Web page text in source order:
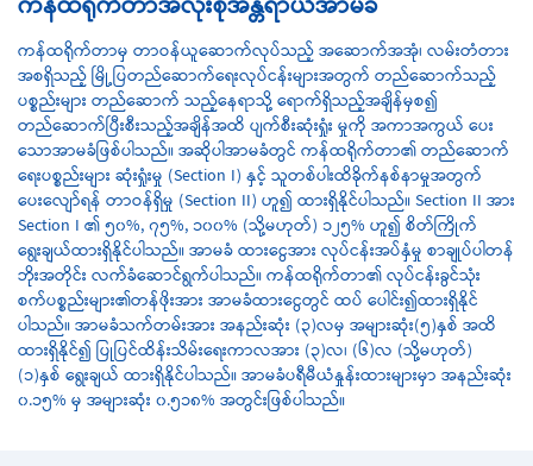
ကန်ထရိုက်တာမှ တာဝန်ယူဆောက်လုပ်သည့် အဆောက်အအုံ၊ လမ်းတံတား
အစရှိသည့် မြို့ပြတည်ဆောက်ရေးလုပ်ငန်းများအတွက် တည်ဆောက်သည့်
ပစ္စည်းများ တည်ဆောက် သည့်နေရာသို့ ရောက်ရှိသည့်အချိန်မှစ၍
တည်ဆောက်ပြီးစီးသည့်အချိန်အထိ ပျက်စီးဆုံးရှုံး မှုကို အကာအကွယ် ပေး
သောအာမခံဖြစ်ပါသည်။ အဆိုပါအာမခံတွင် ကန်ထရိုက်တာ၏ တည်ဆောက်
ရေးပစ္စည်းများ ဆုံးရှုံးမှု (Section I) နှင့် သူတစ်ပါးထိခိုက်နစ်နာမှုအတွက်
ပေးလျော်ရန် တာဝန်ရှိမှု (Section II) ဟူ၍ ထားရှိနိုင်ပါသည်။ Section II အား
Section I ၏ ၅၀%, ၇၅%, ၁၀၀% (သို့မဟုတ်) ၁၂၅% ဟူ၍ စိတ်ကြိုက်
ရွေးချယ်ထားရှိနိုင်ပါသည်။ အာမခံ ထားငွေအား လုပ်ငန်းအပ်နှံမှု စာချုပ်ပါတန်
ဘိုးအတိုင်း လက်ခံဆောင်ရွက်ပါသည်။ ကန်ထရိုက်တာ၏ လုပ်ငန်းခွင်သုံး
စက်ပစ္စည်းများ၏တန်ဖိုးအား အာမခံထားငွေတွင် ထပ် ပေါင်း၍ထားရှိနိုင်
ပါသည်။ အာမခံသက်တမ်းအား အနည်းဆုံး (၃)လမှ အများဆုံး(၅)နှစ် အထိ
ထားရှိနိုင်၍ ပြုပြင်ထိန်းသိမ်းရေးကာလအား (၃)လ၊ (၆)လ (သို့မဟုတ်)
(၁)နှစ် ရွေးချယ် ထားရှိနိုင်ပါသည်။ အာမခံပရီမီယံနှုန်းထားများမှာ အနည်းဆုံး
၀.၁၅% မှ အများဆုံး ၀.၅၁၈% အတွင်းဖြစ်ပါသည်။